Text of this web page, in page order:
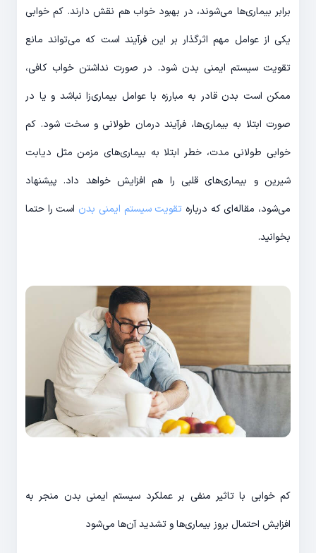
برابر بیماری‌ها می‌شوند، در بهبود خواب هم نقش دارند. کم خوابی
یکی از عوامل مهم اثرگذار بر این فرآیند است که می‌تواند مانع
تقویت سیستم ایمنی بدن شود. در صورت نداشتن خواب کافی،
ممکن است بدن قادر به مبارزه با عوامل بیماری‌زا نباشد و یا در
صورت ابتلا به بیماری‌ها، فرآیند درمان طولانی و سخت شود. کم
خوابی طولانی مدت، خطر ابتلا به بیماری‌های مزمن مثل دیابت
شیرین و بیماری‌های قلبی را هم افزایش خواهد داد. پیشنهاد
می‌شود، مقاله‌ای که درباره تقویت سیستم ایمنی بدن است را حتما
بخوانید.
کم خوابی با تاثیر منفی بر عملکرد سیستم ایمنی بدن منجر به
افزایش احتمال بروز بیماری‌ها و تشدید آن‌ها می‌شود